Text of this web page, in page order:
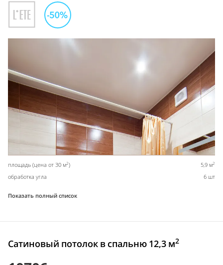
площадь (цена от 30 м2) 5,9 м2
обработка угла 6 шт
Показать полный список
Сатиновый потолок в спальню 12,3 м2